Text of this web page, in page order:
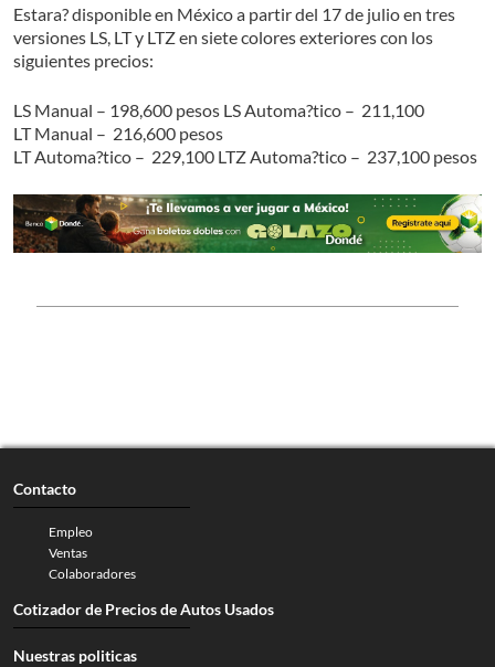
Estara? disponible en México a partir del 17 de julio en tres
versiones LS, LT y LTZ en siete colores exteriores con los
siguientes precios:
LS Manual – 198,600 pesos LS Automa?tico – 211,100
LT Manual – 216,600 pesos
LT Automa?tico – 229,100 LTZ Automa?tico – 237,100 pesos
Contacto
Empleo
Ventas
Colaboradores
Cotizador de Precios de Autos Usados
Nuestras politicas